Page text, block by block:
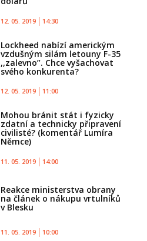
12. 05. 2019 14:30
Lockheed nabízí americkým
vzdušným silám letouny F-35
,,zalevno”. Chce vyšachovat
svého konkurenta?
12. 05. 2019 11:00
Mohou bránit stát i fyzicky
zdatní a technicky připravení
civilisté? (komentář Lumíra
Němce)
11. 05. 2019 14:00
Reakce ministerstva obrany
na článek o nákupu vrtulníků
v Blesku
11. 05. 2019 10:00